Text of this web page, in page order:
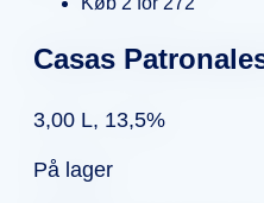
Casas
3,00 L, 13,5%
På lager